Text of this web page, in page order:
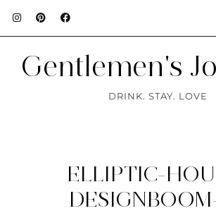
Gentlemen's
DRINK. STAY. LOVE
ELLIPTIC-